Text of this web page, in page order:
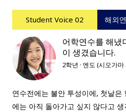
Student Voice 02 해외
어학연수를 해냈
이 생겼습니다.
2학년 · 엔도 (시오가
연수전에는 불안 투성이에, 첫날은
에는 아직 돌아가고 싶지 않다고